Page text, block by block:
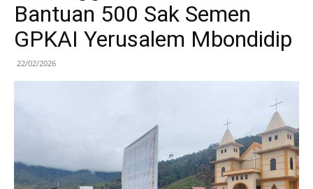
Bantuan 500 Sak Semen
GPKAI Yerusalem Mbondidip
22/02/2026